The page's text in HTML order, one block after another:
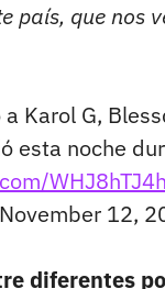
país, que nos
Karol G,
esta noche
November 12,
diferentes